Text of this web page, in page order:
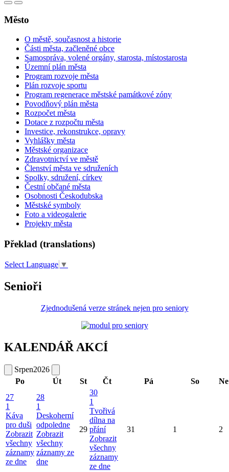
Město
O městě, současnost a historie
Části města, začleněné obce
Samospráva, volené orgány, starosta, místostarosta
Územní plán města
Program rozvoje města
Plán rozvoje sportu
Program regenerace městské památkové zóny
Povodňový plán města
Rozpočet města
Dotace z rozpočtu města
Investice, rekonstrukce, opravy
Vyhlášky města
Městské organizace
Zdravotnictví ve městě
Členství města ve sdruženích
Spolky, sdružení, církev
Čestní občané města
Osobnosti Českodubska
Městské symboly
Foto a videogalerie
Projekty města
Překlad (translations)
Select Language ▼
Senioři
Zjednodušená verze stránek nejen pro seniory
KALENDÁŘ AKCÍ
Srpen2026
Po
Út St Čt Pá So
Ne
27
1
Káva
pro duši
Zobrazit
všechny
záznamy
ze dne
28
1
Deskoherní
odpoledne
Zobrazit
všechny
záznamy ze
dne
29
30
1
Tvořivá
dílna na
přání
Zobrazit
všechny
záznamy
ze dne
31 1 2